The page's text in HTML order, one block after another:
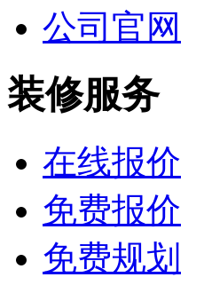
公司官网
装修服务
在线报价
免费报价
免费规划